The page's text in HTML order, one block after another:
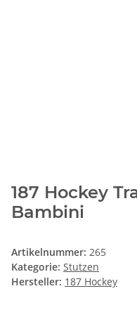
187 Hockey
Bambini
Artikelnummer: 265
Kategorie: Stutzen
Hersteller: 187 Hockey